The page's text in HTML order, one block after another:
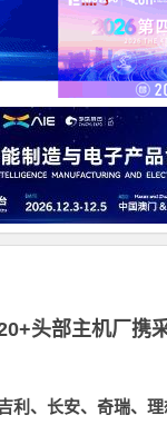
头部主机厂携
、长安、奇瑞、